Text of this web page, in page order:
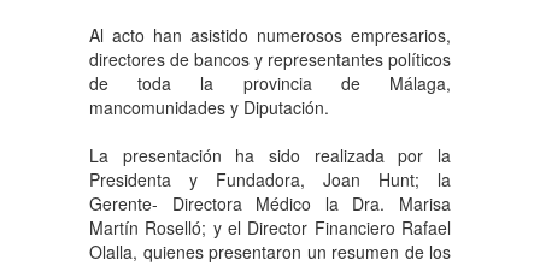
Al acto han asistido numerosos empresarios,
directores de bancos y representantes políticos
de toda la provincia de Málaga,
mancomunidades y Diputación.
La presentación ha sido realizada por la
Presidenta y Fundadora, Joan Hunt; la
Gerente- Directora Médico la Dra. Marisa
Martín Roselló; y el Director Financiero Rafael
Olalla, quienes presentaron un resumen de los